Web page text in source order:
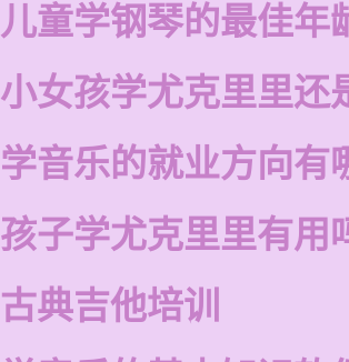
儿童学钢琴的最佳年
小女孩学尤克里里还
学音乐的就业方向有
孩子学尤克里里有用
古典吉他培训